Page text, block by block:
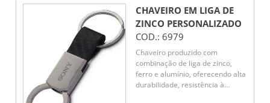
marca.
CHAVEIRO EM LIGA DE
ZINCO PERSONALIZADO
COD.: 6979
Chaveiro produzido com
combinação de liga de zinco,
ferro e alumínio, oferecendo alta
durabilidade, resistência à